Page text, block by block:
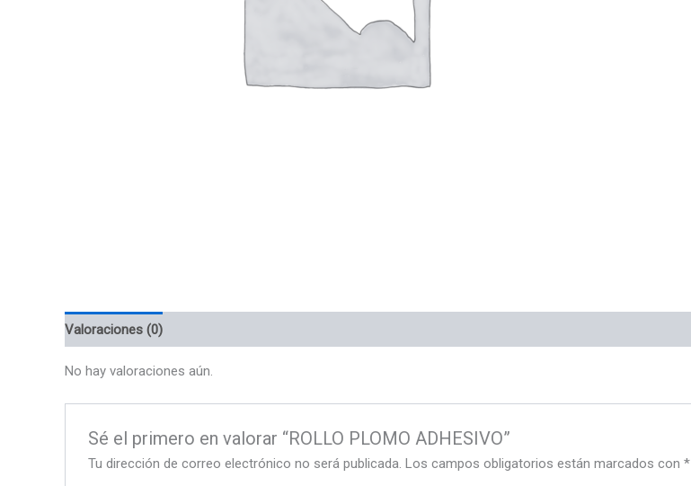
Valoraciones (0)
No hay valoraciones aún.
Sé el primero en valorar “ROLLO PLOMO ADHESIVO”
Tu dirección de correo electrónico no será publicada. Los campos obligatorios están marcados con*